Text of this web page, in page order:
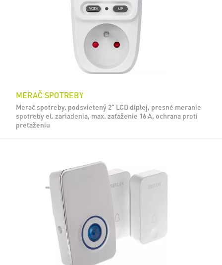
MERAČ SPOTREBY
Merač spotreby, podsvietený 2" LCD diplej, presné meranie
spotreby el. zariadenia, max. zaťaženie 16 A, ochrana proti
preťaženiu